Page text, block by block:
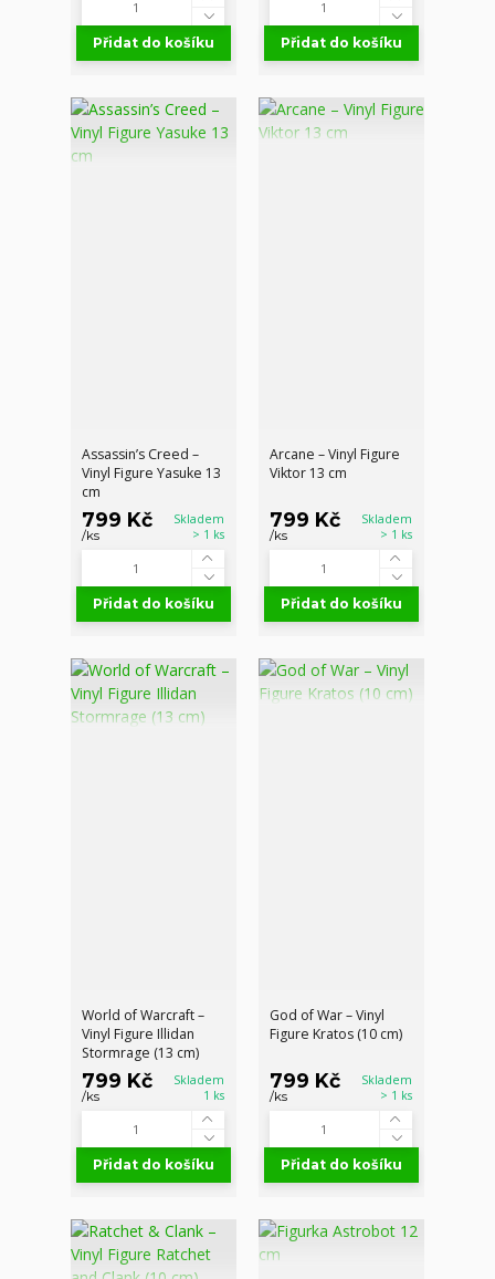
Přidat do košíku Přidat do košíku
Assassin’s Creed –
Vinyl Figure Yasuke 13
cm
799 Kč
/ks
Skladem
> 1 ks
Přidat do košíku
Arcane – Vinyl Figure
Viktor 13 cm
799 Kč
/ks
Skladem
> 1 ks
Přidat do košíku
World of Warcraft –
Vinyl Figure Illidan
Stormrage (13 cm)
799 Kč
/ks
Skladem
1 ks
Přidat do košíku
God of War – Vinyl
Figure Kratos (10 cm)
799 Kč
/ks
Skladem
> 1 ks
Přidat do košíku